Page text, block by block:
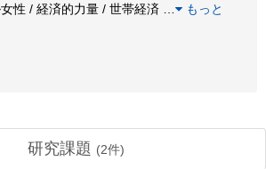
性 / 経済的力量 / 世帯経済
もっと
研究課題 (2件)